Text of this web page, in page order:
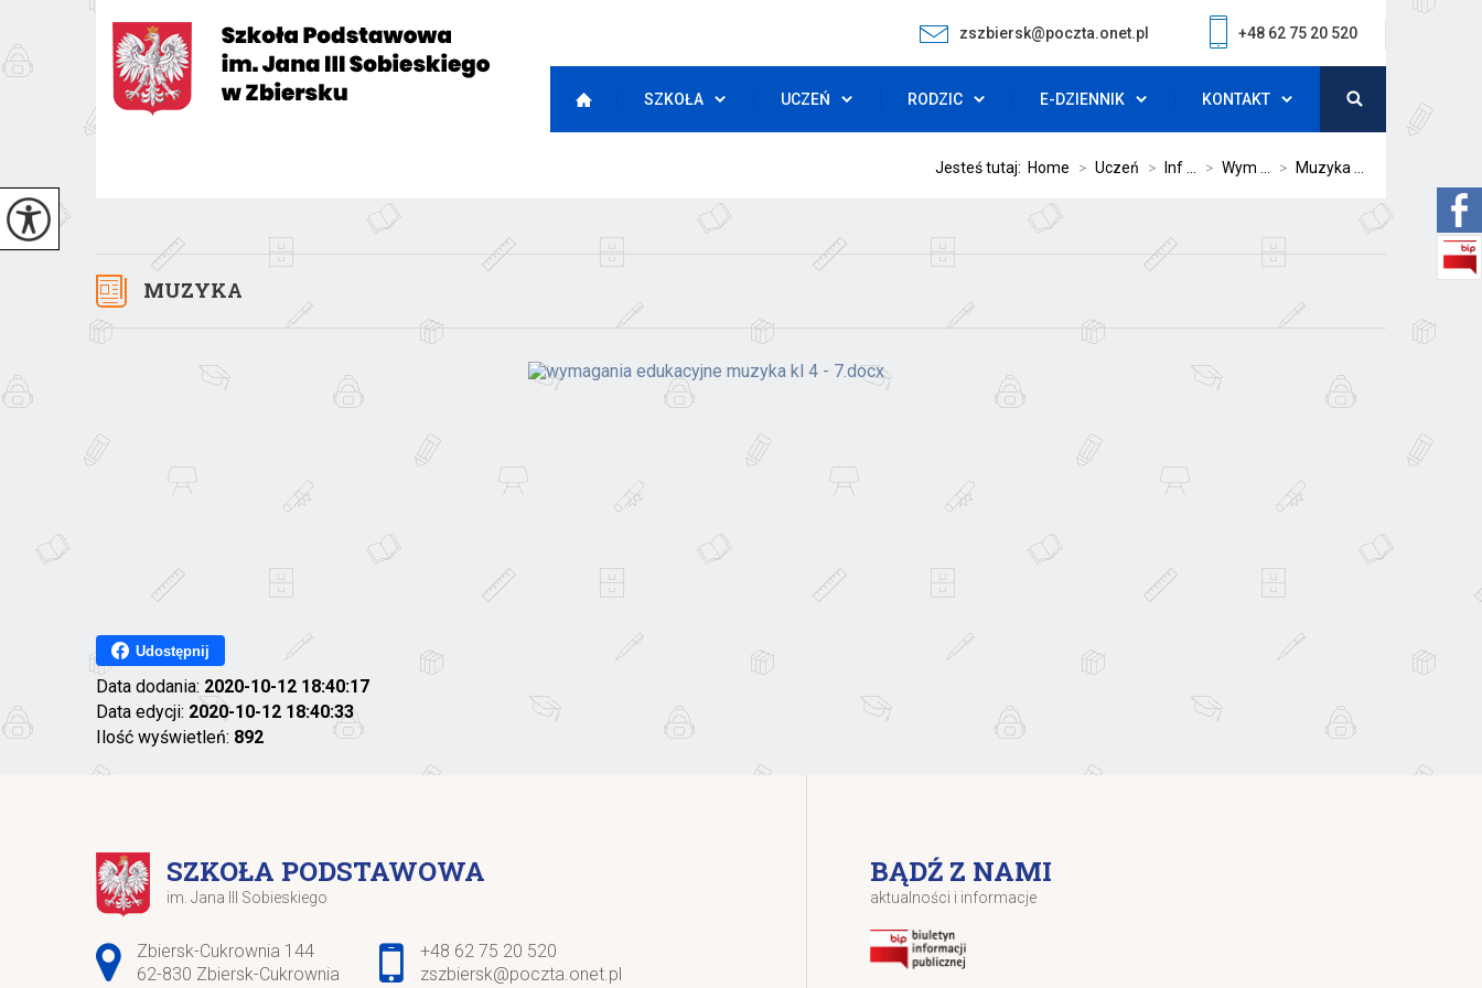
zszbiersk@poczta.onet.pl +48 62 75 20 520
SZKOŁA UCZEŃ RODZIC E-DZIENNIK KONTAKT
Jesteś tutaj: Home > Uczeń > Inf ... > Wym ... > Muzyka ...
MUZYKA
Udostępnij
Data dodania: 2020-10-12 18:40:17
Data edycji: 2020-10-12 18:40:33
Ilość wyświetleń: 892
SZKOŁA PODSTAWOWA
im. Jana III Sobieskiego
Adres pocztowy:
Zbiersk-Cukrownia 144
62-830 Zbiersk-Cukrownia
+48 62 75 20 520
zszbiersk@poczta.onet.pl
BĄDŹ Z NAMI
aktualności i informacje